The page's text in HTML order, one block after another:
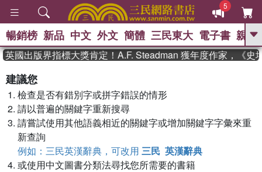
5
GO
史是一群喵 、
獎 臺灣漫遊錄
登輝時代 、 數學女孩：黎曼猜想 、
暢銷榜 新品 中文 外文 簡體 三民東大 電子書 親子
英國出版界指標大獎肯定！A.F. Steadman 獲年度作家，《史
建議您
檢查是否有錯別字或拼字錯誤的情形
請以普遍的關鍵字重新搜尋
請嘗試使用其他語義相近的關鍵字或增加關鍵字字彙來重
新查詢
例如：三民英漢辭典，可改用 三民 英漢辭典
或使用中文圖書分類法尋找您所需要的書籍